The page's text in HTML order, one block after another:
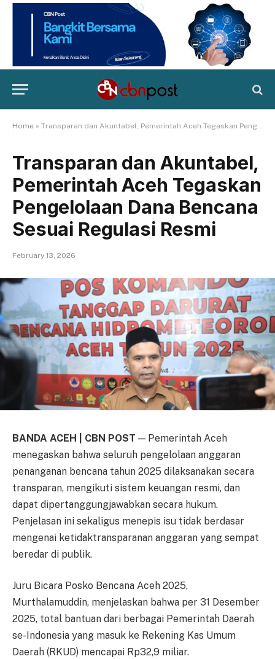
Home » Transparan dan Akuntabel, Pemerintah Aceh Tegaskan Pengelolaan Dana Bencana Sesuai Regulasi Resmi
Transparan dan Akuntabel,
Pemerintah Aceh Tegaskan
Pengelolaan Dana Bencana
Sesuai Regulasi Resmi
February 13, 2026
BANDA ACEH | CBN POST — Pemerintah Aceh
menegaskan bahwa seluruh pengelolaan anggaran
penanganan bencana tahun 2025 dilaksanakan secara
transparan, mengikuti sistem keuangan resmi, dan
dapat dipertanggungjawabkan secara hukum.
Penjelasan ini sekaligus menepis isu tidak berdasar
mengenai ketidaktransparanan anggaran yang sempat
beredar di publik.
Juru Bicara Posko Bencana Aceh 2025,
Murthalamuddin, menjelaskan bahwa per 31 Desember
2025, total bantuan dari berbagai Pemerintah Daerah
se-Indonesia yang masuk ke Rekening Kas Umum
Daerah (RKUD) mencapai Rp32,9 miliar.